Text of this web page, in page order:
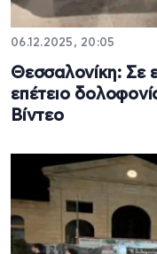
06.12.2025, 20:05
Θεσσαλονίκη: Σε
επέτειο
Βίντεο